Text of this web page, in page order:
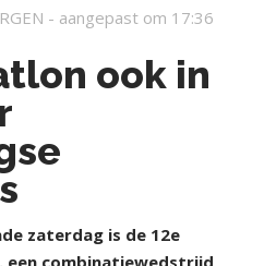
- aangepast om 17:36
ook in
zaterdag is de 12e
combinatiewedstrijd